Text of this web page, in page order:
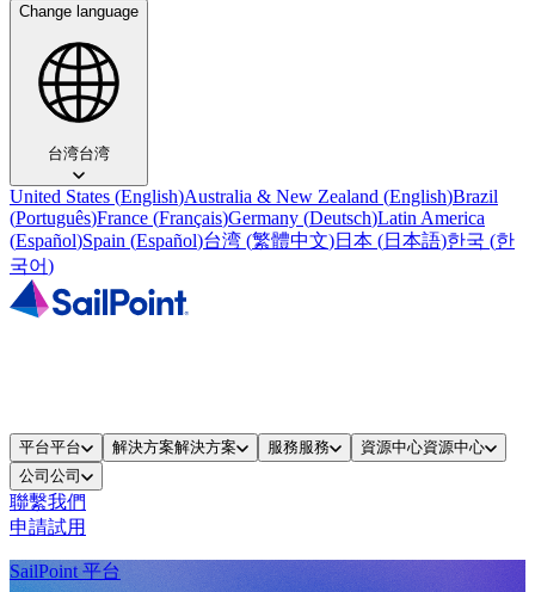
Change language
台湾台湾
United States (English)Australia & New Zealand (English)Brazil
(Português)France (Français)Germany (Deutsch)Latin America
(Español)Spain (Español)台湾 (繁體中文)日本 (日本語)한국 (한
국어)
平台平台 解決方案解決方案 服務服務 資源中心資源中心
公司 公司
聯繫我們
申請試用
SailPoint 平台